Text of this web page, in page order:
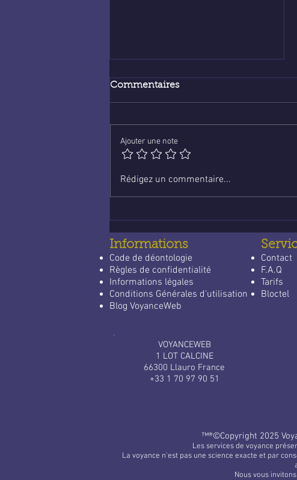
Voyance en ligne :
Commentaires
Ajouter une note
Rédigez un commentaire...
Informations
Code de déontologie
Règles de confidentialité
Informations légales
Conditions Générales d'utilisation
Blog VoyanceWeb
Contact
F.A.Q
Tarifs
Bloctel
VOYANCEWEB
1 LOT CALCINE
66300 Llauro France
+33 1 70 97 90 51
™®©​Copyright 2025
Les services de voyance
La voyance n'est pas une science exacte et par
Nous vous